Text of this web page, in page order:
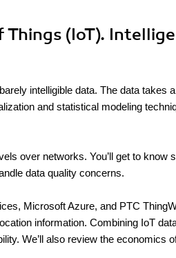
(IoT).
intelligible data. The data takes
and statistical modeling
over networks. You’ll get to know
data quality concerns.
Microsoft Azure, and PTC
information. Combining IoT
We’ll also review the economics